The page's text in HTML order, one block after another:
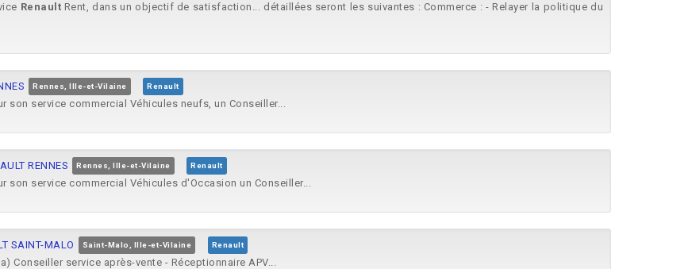
Renault Rent, dans un objectif de satisfaction... détaillées seront les suivantes : Commerce : - Relayer la politique du
Rennes, Ille-et-Vilaine Renault
son service commercial Véhicules neufs, un Conseiller...
RENNES Rennes, Ille-et-Vilaine Renault
son service commercial Véhicules d'Occasion un Conseiller...
SAINT-MALO Saint-Malo, Ille-et-Vilaine Renault
Conseiller service après-vente - Réceptionnaire APV...